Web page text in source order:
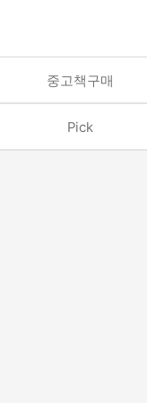
중고책구매
Pick